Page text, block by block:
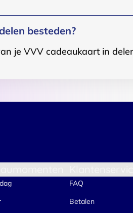
besteden?
je VVV cadeaukaart in
FAQ
Betalen